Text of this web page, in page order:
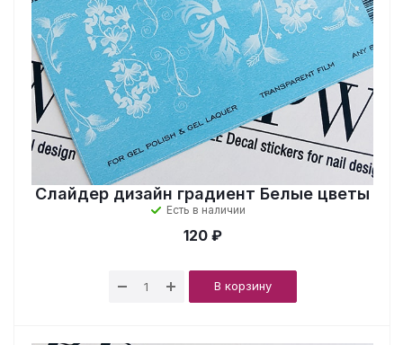
Слайдер дизайн градиент Белые цветы
Есть в наличии
120 ₽
В корзину